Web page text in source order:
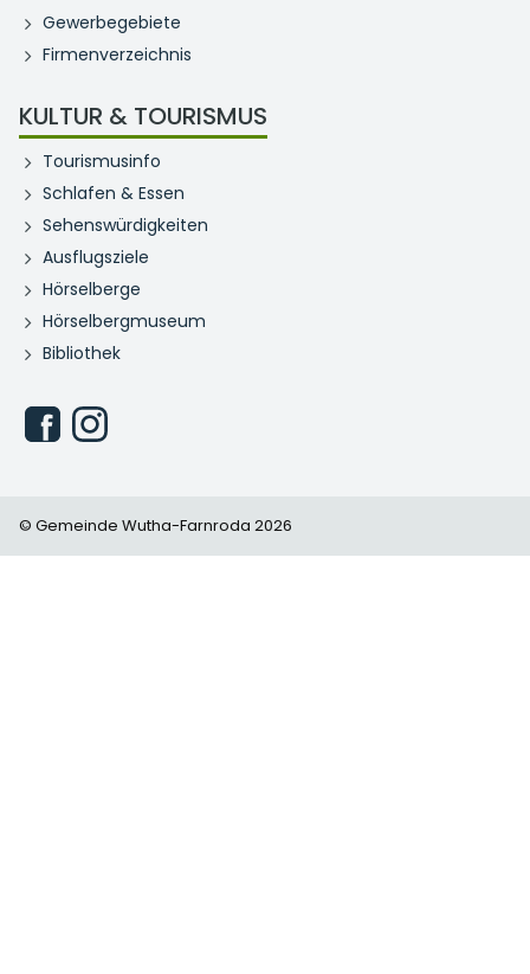
Gewerbegebiete
Firmenverzeichnis
KULTUR & TOURISMUS
Tourismusinfo
Schlafen & Essen
Sehenswürdigkeiten
Ausflugsziele
Hörselberge
Hörselbergmuseum
Bibliothek
© Gemeinde Wutha-Farnroda 2026